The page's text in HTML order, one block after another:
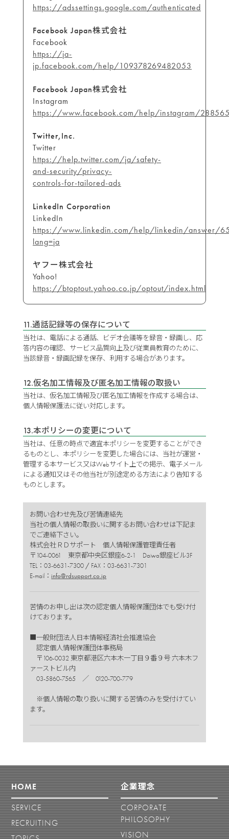
https://adssettings.google.com/authenticated
Facebook Japan株式会社
Facebook
https://ja-
jp.facebook.com/help/109378269482053
Facebook Japan株式会社
Instagram
https://www.facebook.com/help/instagram/
Twitter,Inc.
Twitter
https://help.twitter.com/ja/safety-
and-security/privacy-
controls-for-tailored-ads
LinkedIn Corporation
LinkedIn
https://www.linkedin.com/help/linkedin/answer/
lang=ja
ヤフー株式会社
Yahoo!
https://btoptout.yahoo.co.jp/optout/index.html
11.通話記録等の保存について
当社は、電話による通話、ビデオ会議等を録音・録画し、応
答内容の確認、サービス品質向上及び従業員教育のために、
当該録音・録画記録を保存、利用する場合があります。
12.仮名加工情報及び匿名加工情報の取扱い
当社は、仮名加工情報及び匿名加工情報を作成する場合は、
個人情報保護法に従い対応します。
13.本ポリシーの変更について
当社は、任意の時点で適宜本ポリシーを変更することができ
るものとし、本ポリシーを変更した場合には、当社が運営・
管理する本サービス又はWebサイト上での掲示、電子メール
による通知又はその他当社が別途定める方法により告知する
ものとします。
お問い合わせ先及び苦情連絡先
当社の個人情報の取扱いに関するお問い合わせは下記ま
でご連絡下さい。
株式会社ＲＤサポート 個人情報保護管理責任者
〒104-0061 東京都中央区銀座6-2-1 Daiwa銀座ビル3F
TEL：03-6631-7300 / FAX：03-6631-7301
E-mail： info@rdsupport.co.jp
苦情のお申し出は次の認定個人情報保護団体でも受け付
けております。
■一般財団法人日本情報経済社会推進協会
認定個人情報保護団体事務局
〒106-0032 東京都港区六本木一丁目９番９号 六本木フ
ァーストビル内
03-5860-7565 ／ 0120-700-779
※個人情報の取り扱いに関する苦情のみを受付けてい
ます。
HOME
SERVICE
RECRUITING
企業理念
CORPORATE
PHILOSOPHY
VISION